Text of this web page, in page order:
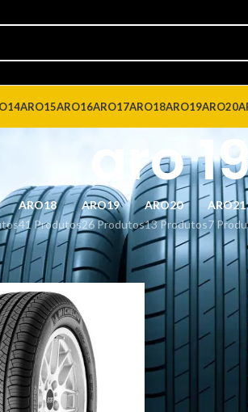
ARO15ARO16ARO17ARO18ARO19ARO20
aro
ARO18
41 Produtos
ARO19
26 Produtos
ARO20
13 Produtos
ARO21
7
com a tag “aro 19”